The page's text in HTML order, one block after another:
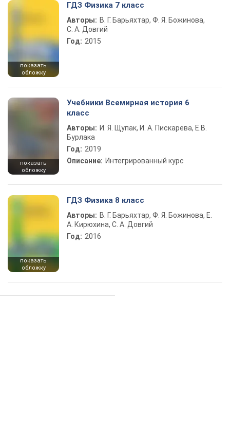
показать
обложку
ГДЗ Физика 7 класс
Авторы: В. Г. Барьяхтар, Ф. Я. Божинова,
С. А. Довгий
Год: 2015
показать
обложку
Учебники Всемирная история 6
класс
Авторы: И. Я. Щупак, И. А. Пискарева, Е.В.
Бурлака
Год: 2019
Описание: Интегрированный курс
показать
обложку
ГДЗ Физика 8 класс
Авторы: В. Г. Барьяхтар, Ф. Я. Божинова, Е.
А. Кирюхина, С. А. Довгий
Год: 2016